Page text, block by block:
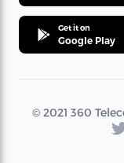
Get it on
Google Play
© 2021 360